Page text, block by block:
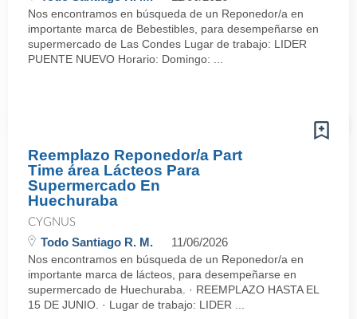
Nos encontramos en búsqueda de un Reponedor/a en
importante marca de Bebestibles, para desempeñarse en
supermercado de Las Condes Lugar de trabajo: LIDER
PUENTE NUEVO Horario: Domingo: ...
Reemplazo Reponedor/a Part
Time área Lácteos Para
Supermercado En
Huechuraba
CYGNUS
Todo Santiago R. M. 11/06/2026
Nos encontramos en búsqueda de un Reponedor/a en
importante marca de lácteos, para desempeñarse en
supermercado de Huechuraba. · REEMPLAZO HASTA EL
15 DE JUNIO. · Lugar de trabajo: LIDER ...